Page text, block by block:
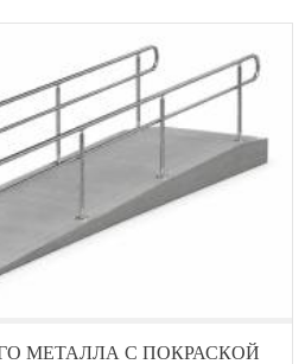
МЕТАЛЛА С ПОКРАСКОЙ